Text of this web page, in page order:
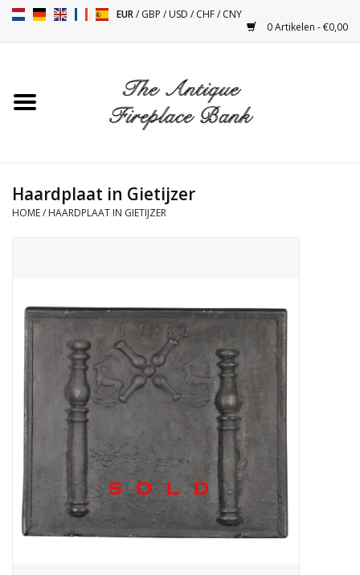
EUR/GBP /USD /CHF/CNY
0 Artikelen - €0,00
Toebehoren
Antiquiteiten en Vintage
Objecten
Decoratieve Outdoor
Objecten
Vloeren - Steen, Terra Cotta
& Marmer
Outlet
Haardplaat in Gietijzer
HOME/ HAARDPLAAT IN GIETIJZER